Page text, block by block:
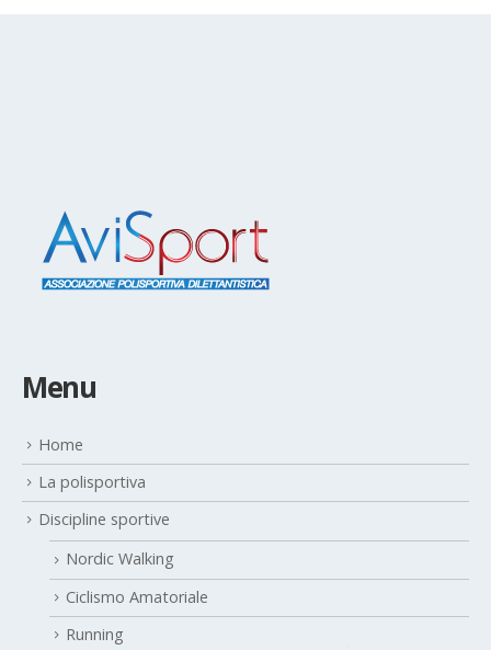
Menu
Home
La polisportiva
Discipline sportive
Nordic Walking
Ciclismo Amatoriale
Running